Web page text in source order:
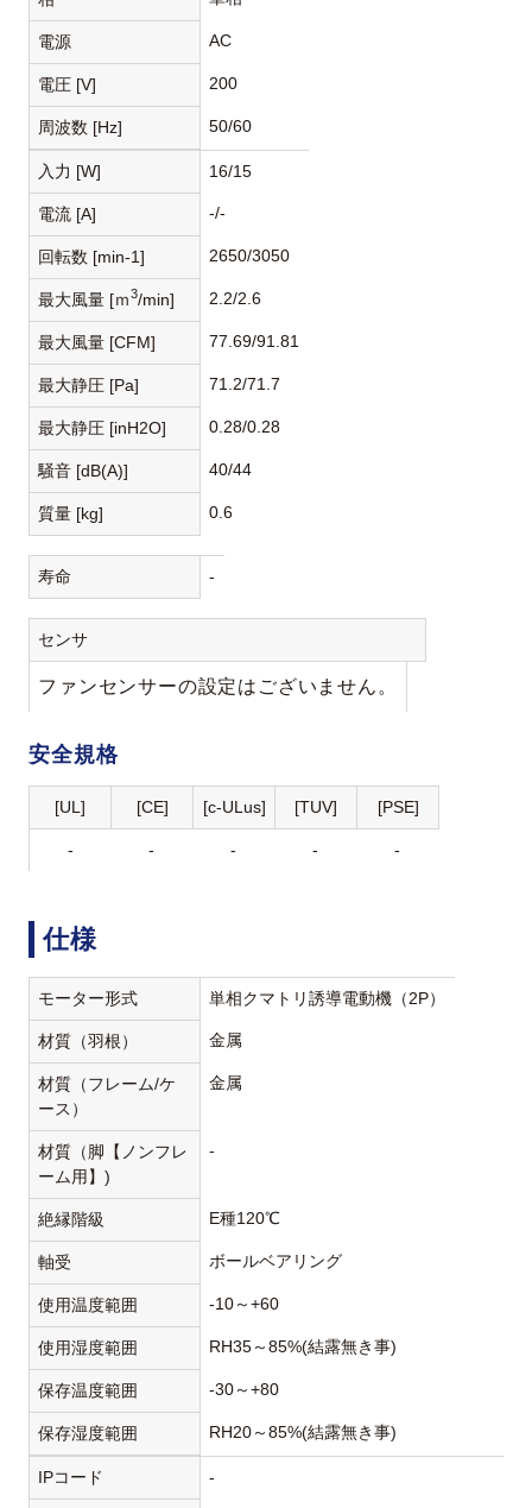
電源 AC
電圧 [V] 200
周波数 [Hz] 50/60
入力 [W] 16/15
電流 [A] -/-
回転数 [min-1] 2650/3050
最大風量 [ｍ3/min] 2.2/2.6
最大風量 [CFM] 77.69/91.81
最大静圧 [Pa] 71.2/71.7
最大静圧 [inH2O] 0.28/0.28
騒音 [dB(A)] 40/44
質量 [kg] 0.6
寿命 -
センサ
ファンセンサーの設定はございません。
安全規格
[UL] [CE] [c-ULus] [TUV] [PSE]
- - - - -
仕様
モーター形式 単相クマトリ誘導電動機（2P）
材質（羽根） 金属
材質（フレーム/ケ
ース）
金属
材質（脚【ノンフレ
ーム用】)
-
絶縁階級 E種120℃
軸受 ボールベアリング
使用温度範囲 -10～+60
使用湿度範囲 RH35～85%(結露無き事)
保存温度範囲 -30～+80
保存湿度範囲 RH20～85%(結露無き事)
IPコード -